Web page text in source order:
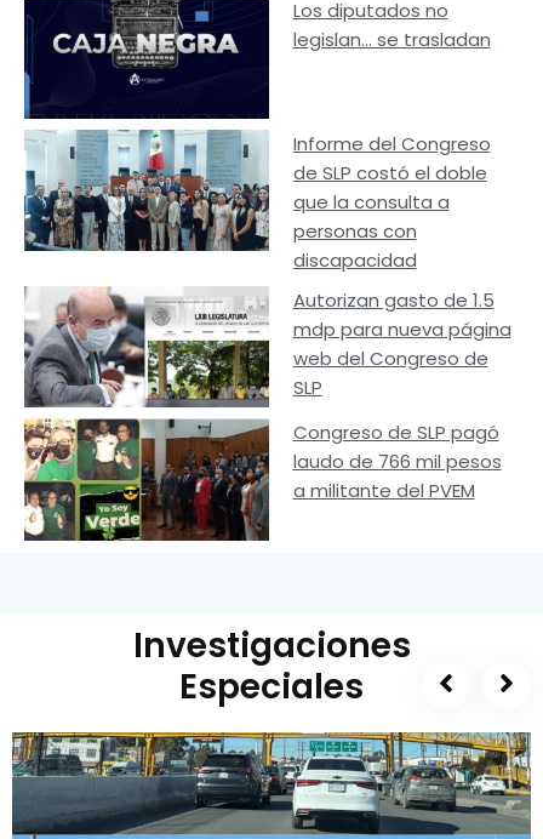
Los diputados no
legislan… se trasladan
Informe del Congreso
de SLP costó el doble
que la consulta a
personas con
discapacidad
Autorizan gasto de 1.5
mdp para nueva página
web del Congreso de
SLP
Congreso de SLP pagó
laudo de 766 mil pesos
a militante del PVEM
Investigaciones
Especiales